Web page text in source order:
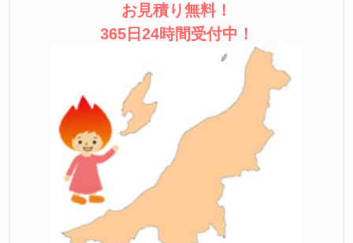
お見積り無料！
365日24時間受付中！